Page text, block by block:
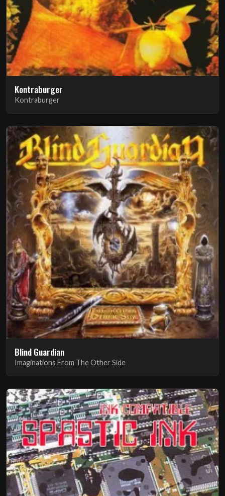
Kontraburger
Kontraburger
Blind Guardian
Imaginations From The Other Side